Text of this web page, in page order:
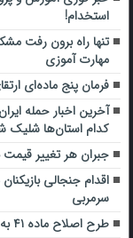
استخدام!
تنها راه برون رفت
مهارت آموزی
فرمان پنج ماده‌ای
کدام استان‌ها شلیک
جبران هر تغییر قیمت
اقدام جنجالی
سرمربی
طرح اصلاح ماده ۴۱ به دستمزد ۱۴۰۴ نمی رسد